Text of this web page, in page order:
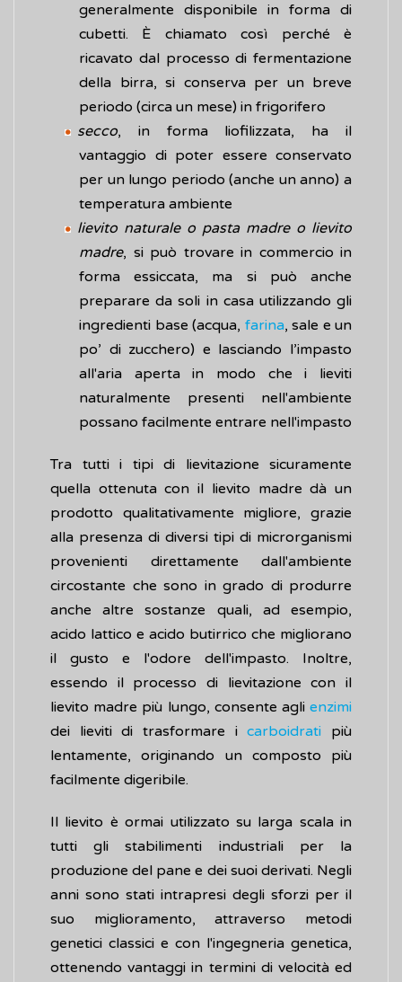
generalmente disponibile in forma di
cubetti. È chiamato così perché è
ricavato dal processo di fermentazione
della birra, si conserva per un breve
periodo (circa un mese) in frigorifero
secco, in forma liofilizzata, ha il
vantaggio di poter essere conservato
per un lungo periodo (anche un anno) a
temperatura ambiente
lievito naturale o pasta madre o lievito
madre, si può trovare in commercio in
forma essiccata, ma si può anche
preparare da soli in casa utilizzando gli
ingredienti base (acqua, farina, sale e un
po’ di zucchero) e lasciando l’impasto
all'aria aperta in modo che i lieviti
naturalmente presenti nell'ambiente
possano facilmente entrare nell'impasto
Tra tutti i tipi di lievitazione sicuramente
quella ottenuta con il lievito madre dà un
prodotto qualitativamente migliore, grazie
alla presenza di diversi tipi di microrganismi
provenienti direttamente dall'ambiente
circostante che sono in grado di produrre
anche altre sostanze quali, ad esempio,
acido lattico e acido butirrico che migliorano
il gusto e l'odore dell'impasto. Inoltre,
essendo il processo di lievitazione con il
lievito madre più lungo, consente agli enzimi
dei lieviti di trasformare icarboidrati più
lentamente, originando un composto più
facilmente digeribile.
Il lievito è ormai utilizzato su larga scala in
tutti gli stabilimenti industriali per la
produzione del pane e dei suoi derivati. Negli
anni sono stati intrapresi degli sforzi per il
suo miglioramento, attraverso metodi
genetici classici e con l'ingegneria genetica,
ottenendo vantaggi in termini di velocità ed